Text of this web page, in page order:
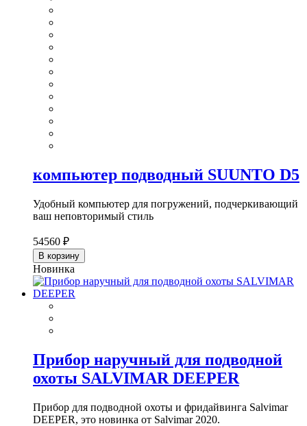
компьютер подводный SUUNTO D5
Удобный компьютер для погружений, подчеркивающий
ваш неповторимый стиль
54560 ₽
В корзину
Новинка
Прибор наручный для подводной
охоты SALVIMAR DEEPER
Прибор для подводной охоты и фридайвинга Salvimar
DEEPER, это новинка от Salvimar 2020.